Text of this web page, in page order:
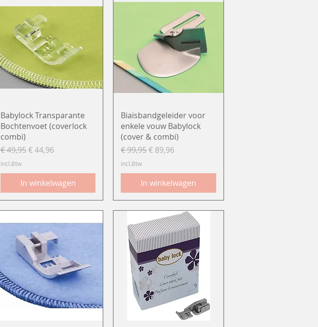
Snel overzicht
Babylock Transparante
Bochtenvoet (coverlock
combi)
Normale prijs
€ 49,95Verkoopprijs
€ 44,96
incl.Btw
In winkelwagen
Snel overzicht
Biaisbandgeleider voor
enkele vouw Babylock
(cover & combi)
Normale prijs
€ 99,95Verkoopprijs
€ 89,96
incl.Btw
In winkelwagen